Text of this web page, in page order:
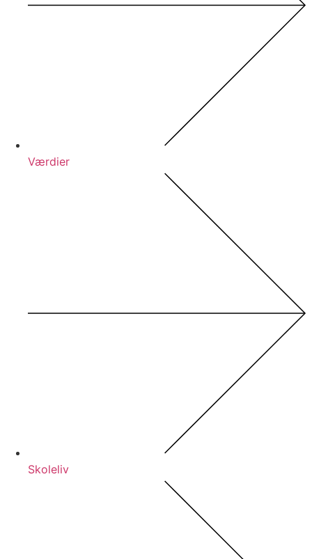
Værdier
Skoleliv